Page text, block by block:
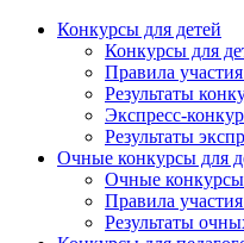
Конкурсы для детей
Конкурсы для
Правила
Результаты
Экспресс-
Результаты
Очные конкурсы для
Очные конкурсы
Правила
Результаты